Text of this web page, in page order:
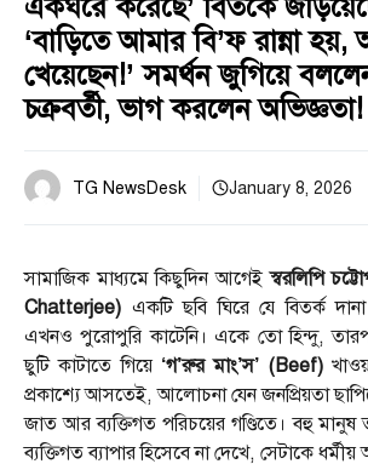
একঘরে করেছে’ বিতর্কে
‘বাড়িতে আমার বি’ফ রান্না হয়,
খেয়েছেন!’ সমর্থন জুগিয়ে বললেন
চক্রবর্তী, ভাগ করলেন অভিজ্ঞতা!
TG NewsDesk January 8, 2026
সামাজিক মাধ্যমে কিছুদিন আগেইস্বরলিপি
Chatterjee) একটি ছবি ঘিরে যে বিতর্ক
এখনও পুরোপুরি কাটেনি। একে তো হিন্দু,
ছুটি কাটাতে গিয়ে‘গ’রুর মাং’স’ (Beef)
প্রকাশ্যে আসতেই, আলোচনা যেন জনপ্রিয়তা
জাত আর ব্যক্তিগত পরিচয়ের গণ্ডিতে। বহু মানুষ
ব্যক্তিগত ব্যাপার হিসেবে না দেখে, সেটাকে